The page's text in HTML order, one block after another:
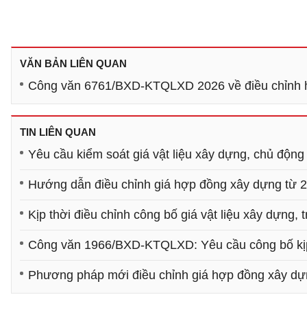
VĂN BẢN LIÊN QUAN
Công văn 6761/BXD-KTQLXD 2026 về điều
TIN LIÊN QUAN
Yêu cầu kiểm soát giá vật liệu xây dựng, chủ
Hướng dẫn điều chỉnh giá hợp đồng xây dựng từ
Kịp thời điều chỉnh công bố giá vật liệu xây dựng,
Công văn 1966/BXD-KTQLXD: Yêu cầu công bố
Phương pháp mới điều chỉnh giá hợp đồng xây